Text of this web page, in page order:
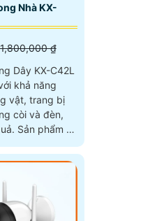
Nhà KX-
1,800,000 ₫
Dây KX-C42L
khả năng
vật, trang bị
còi và đèn,
có